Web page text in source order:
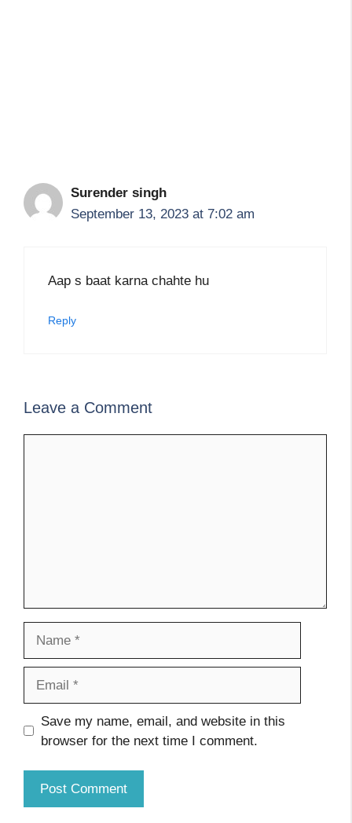
Surender singh
September 13, 2023 at 7:02 am
Aap s baat karna chahte hu
Reply
Leave a Comment
Website
Save my name, email, and website in this
browser for the next time I comment.